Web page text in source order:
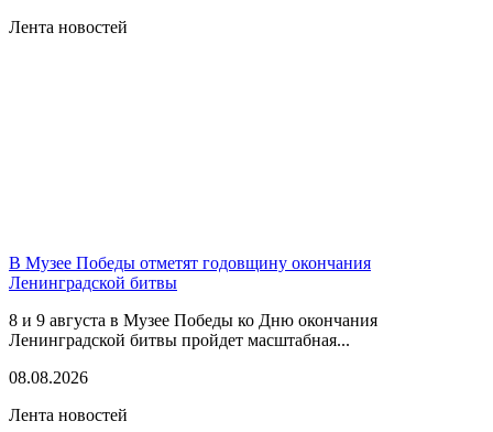
Лента новостей
В Музее Победы отметят годовщину окончания
Ленинградской битвы
8 и 9 августа в Музее Победы ко Дню окончания
Ленинградской битвы пройдет масштабная...
08.08.2026
Лента новостей